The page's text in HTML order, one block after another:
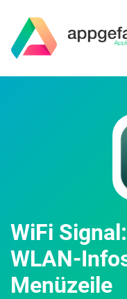
WiFi
WLAN-
Menüzeile